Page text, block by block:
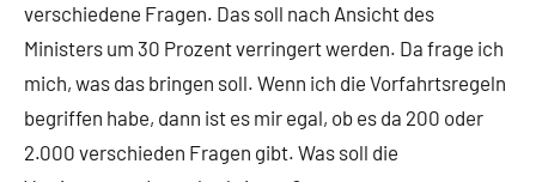
verschiedene Fragen. Das soll nach Ansicht des
Ministers um 30 Prozent verringert werden. Da frage ich
mich, was das bringen soll. Wenn ich die Vorfahrtsregeln
begriffen habe, dann ist es mir egal, ob es da 200 oder
2.000 verschieden Fragen gibt. Was soll die